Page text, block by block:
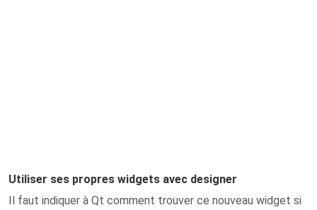
Utiliser ses propres widgets avec designer
Il faut indiquer à Qt comment trouver ce nouveau widget si